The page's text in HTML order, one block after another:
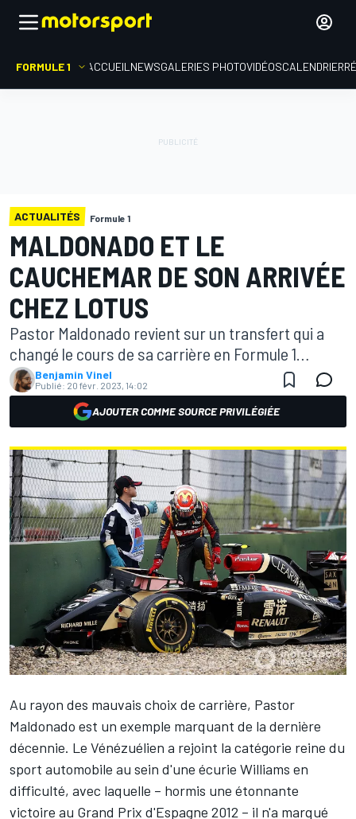
FORMULE 1 ACCUEIL NEWSGALERIES PHOTOVIDÉOSCALENDRIER
ACTUALITÉS Formule 1
MALDONADO ET LE
CAUCHEMAR DE SON ARRIVÉE
CHEZ LOTUS
Pastor Maldonado revient sur un transfert qui a
changé le cours de sa carrière en Formule 1…
Benjamin Vinel
Publié: 20 févr. 2023, 14:02
AJOUTER COMME SOURCE PRIVILÉGIÉE
Au rayon des mauvais choix de carrière, Pastor
Maldonado est un exemple marquant de la dernière
décennie. Le Vénézuélien a rejoint la catégorie reine du
sport automobile au sein d'une écurie Williams en
difficulté, avec laquelle – hormis une étonnante
victoire au Grand Prix d'Espagne 2012 – il n'a marqué